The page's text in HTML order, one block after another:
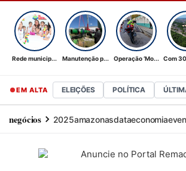
Rede municip... Manutenção p... Operação ‘Mo... Com
EM ALTA ELEIÇÕES POLÍTICA
negócios 2025amazonasdataeconomia